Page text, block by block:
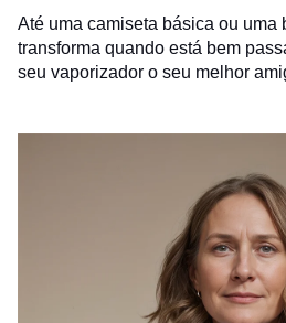
Até uma camiseta básica ou uma
transforma quando está bem
seu vaporizador o seu melhor